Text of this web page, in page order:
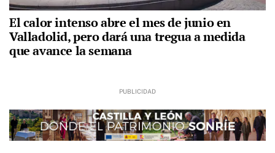
El calor intenso abre el mes de junio en
Valladolid, pero dará una tregua a medida
que avance la semana